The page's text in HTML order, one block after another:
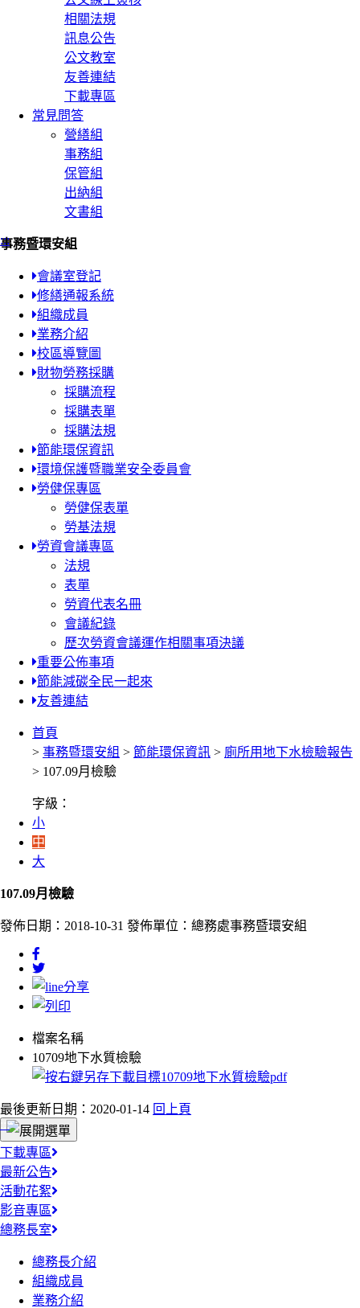
相關法規
訊息公告
公文教室
友善連結
下載專區
常見問答
營繕組
事務組
保管組
出納組
文書組
:::
事務暨環安組
會議室登記
修繕通報系統
組織成員
業務介紹
校區導覽圖
財物勞務採購
採購流程
採購表單
採購法規
節能環保資訊
環境保護暨職業安全委員會
勞健保專區
勞健保表單
勞基法規
勞資會議專區
法規
表單
勞資代表名冊
會議紀錄
歷次勞資會議運作相關事項決議
重要公佈事項
節能減碳全民一起來
友善連結
首頁
> 事務暨環安組 > 節能環保資訊 > 廁所用地下水檢驗報告
> 107.09月檢驗
字級：
小
中
大
107.09月檢驗
發佈日期：2018-10-31 發佈單位：總務處事務暨環安組
檔案名稱
10709地下水質檢驗
最後更新日期：2020-01-14 回上頁
:::
下載專區
最新公告
活動花絮
影音專區
總務長室
總務長介紹
組織成員
業務介紹